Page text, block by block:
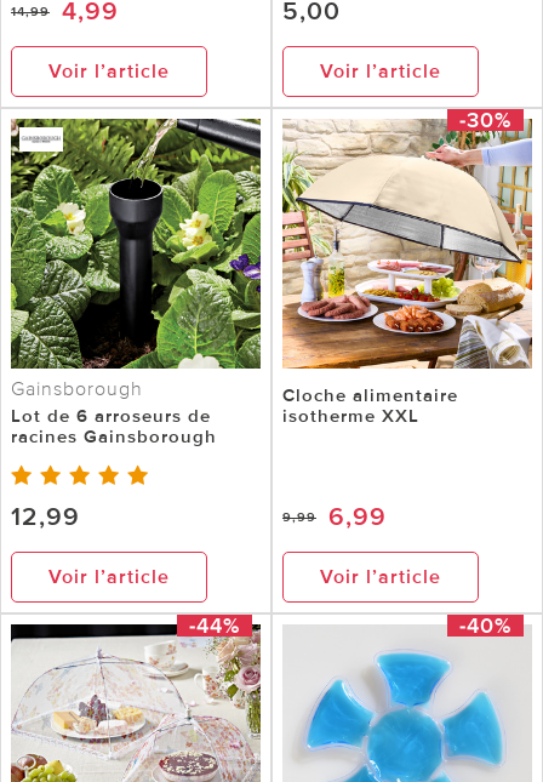
14,99 4,99
Voir l’article
5,00
Voir l’article
Gainsborough
Lot de 6 arroseurs de
racines Gainsborough
12,99
Voir l’article
-30%
Cloche alimentaire
isotherme XXL
9,99 6,99
Voir l’article
-44% -40%